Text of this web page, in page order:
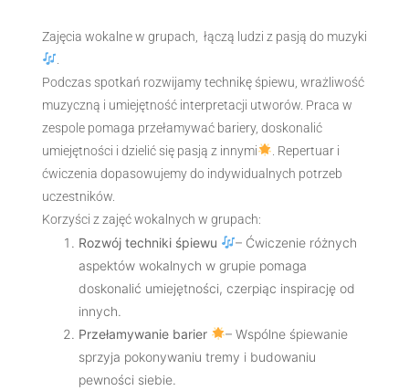
Zajęcia wokalne w grupach, łączą ludzi z pasją do muzyki
Podczas spotkań rozwijamy technikę śpiewu, wrażliwość
muzyczną i umiejętność interpretacji utworów. Praca w
zespole pomaga przełamywać bariery, doskonalić
umiejętności i dzielić się pasją z innymi
. Repertuar i
ćwiczenia dopasowujemy do indywidualnych potrzeb
uczestników.
Korzyści z zajęć wokalnych w grupach:
Rozwój techniki śpiewu
– Ćwiczenie różnych
aspektów wokalnych w grupie pomaga
doskonalić umiejętności, czerpiąc inspirację od
innych.
Przełamywanie barier
– Wspólne śpiewanie
sprzyja pokonywaniu tremy i budowaniu
pewności siebie.